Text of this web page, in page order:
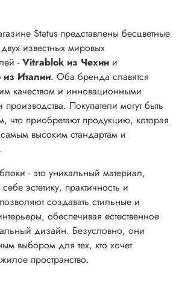
Status представлены бесцветные
известных мировых
-Vitrablok из Чехии и
Италии. Оба бренда славятся
качеством и инновационными
производства. Покупатели могут быть
что приобретают продукцию, которая
самым высоким стандартам и
- это уникальный материал,
эстетику, практичность и
создавать стильные и
обеспечивая естественное
дизайн. Безусловно, они
выбором для тех, кто хочет
пространство.